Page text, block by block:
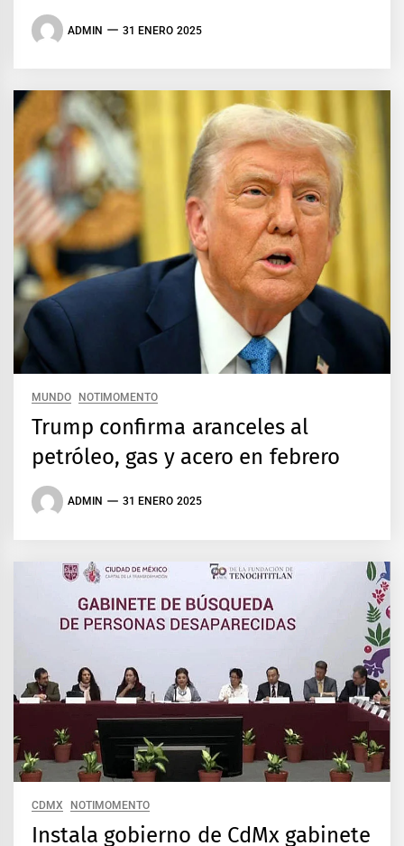
ADMIN 31 ENERO 2025
MUNDO NOTIMOMENTO
Trump confirma aranceles al
petróleo, gas y acero en febrero
ADMIN 31 ENERO 2025
CDMX NOTIMOMENTO
Instala gobierno de CdMx gabinete